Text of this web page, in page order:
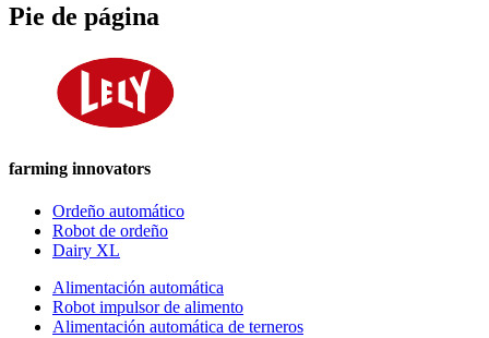
Pie de página
farming innovators
Ordeño automático
Robot de ordeño
Dairy XL
Alimentación automática
Robot impulsor de alimento
Alimentación automática de terneros